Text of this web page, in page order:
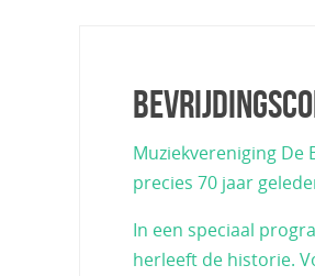
Muziekvereniging De
precies 70 jaar
In een speciaal
herleeft de historie.